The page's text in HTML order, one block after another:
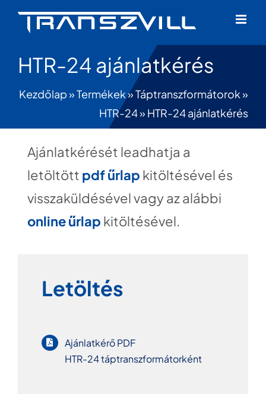
HTR-24 ajánlatkérés
Kezdőlap»Termékek»Táptranszformátorok»
HTR-24» HTR-24 ajánlatkérés
Ajánlatkérését leadhatja a
letöltött pdf űrlap kitöltésével és
visszaküldésével vagy az alábbi
online űrlap kitöltésével.
Letöltés
Ajánlatkérő PDF
HTR-24 táptranszformátorként